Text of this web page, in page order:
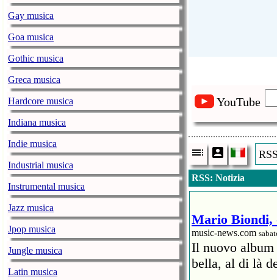
Gay musica
Goa musica
Gothic musica
Greca musica
Hardcore musica
Indiana musica
Indie musica
Industrial musica
Instrumental musica
Jazz musica
Jpop musica
Jungle musica
Latin musica
YouTube
RSS: Notizia
Mario Biondi,
music-news.com
Il nuovo album
bella, al di là